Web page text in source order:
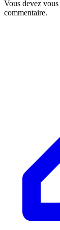
Vous devez vous
commentaire.